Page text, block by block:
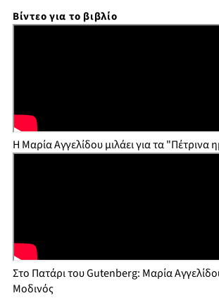
Βίντεο για το βιβλίο
Η Μαρία Αγγελίδου μιλάει για τα "Πέτρινα
Στο Πατάρι του Gutenberg: Μαρία
Μοδινός